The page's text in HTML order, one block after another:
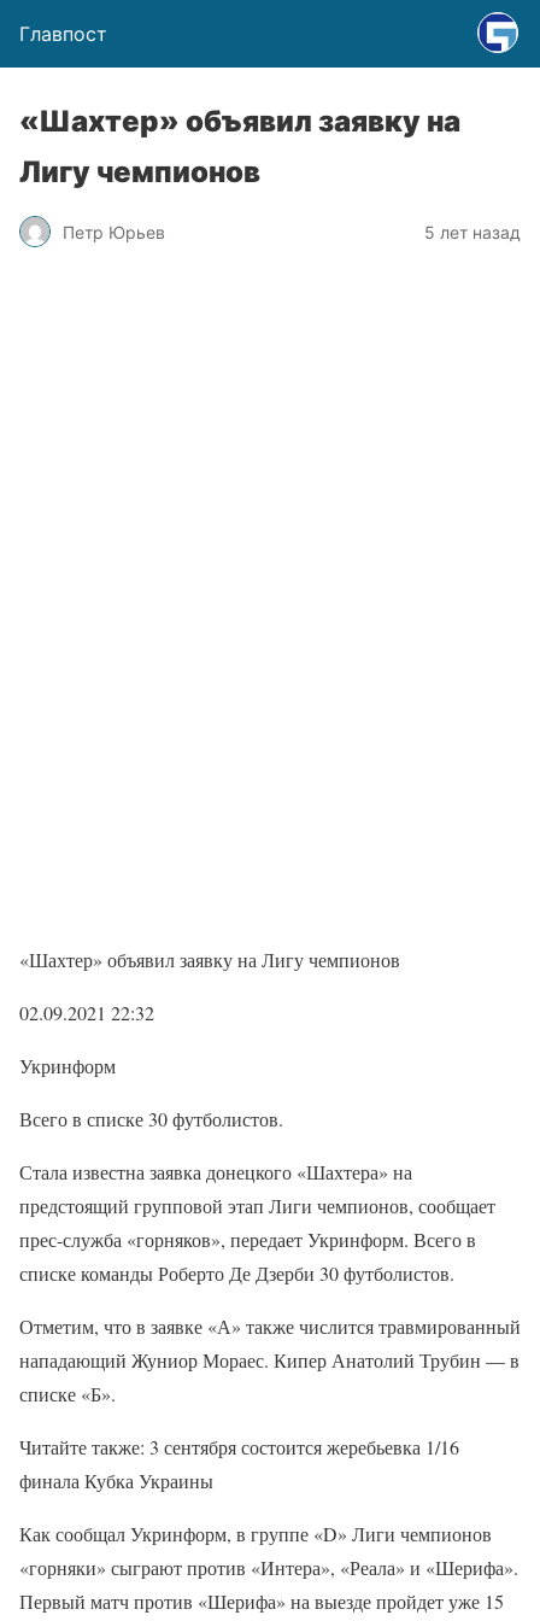
Главпост
«Шахтер» объявил заявку на
Лигу чемпионов
Петр Юрьев 5 лет назад
«Шахтер» объявил заявку на Лигу чемпионов
02.09.2021 22:32
Укринформ
Всего в списке 30 футболистов.
Стала известна заявка донецкого «Шахтера» на
предстоящий групповой этап Лиги чемпионов, сообщает
прес-служба «горняков», передает Укринформ. Всего в
списке команды Роберто Де Дзерби 30 футболистов.
Отметим, что в заявке «А» также числится травмированный
нападающий Жуниор Мораес. Кипер Анатолий Трубин — в
списке «Б».
Читайте также: 3 сентября состоится жеребьевка 1/16
финала Кубка Украины
Как сообщал Укринформ, в группе «D» Лиги чемпионов
«горняки» сыграют против «Интера», «Реала» и «Шерифа».
Первый матч против «Шерифа» на выезде пройдет уже 15